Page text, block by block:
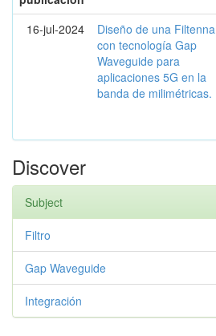
16-jul-2024
Diseño de una Filtenna
con tecnología Gap
Waveguide para
aplicaciones 5G en la
banda de milimétricas.
Discover
Subject
Filtro
Gap Waveguide
Integración